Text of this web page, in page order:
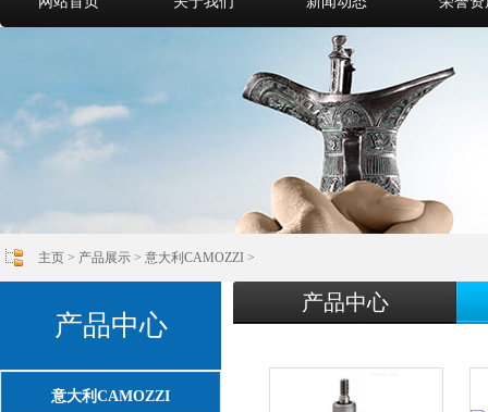
主页 > 产品展示 > 意大利CAMOZZI >
产品中心
意大利CAMOZZI
产品中心